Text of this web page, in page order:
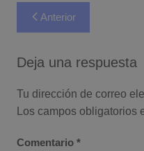
Navegación
de
entradas
Anterior
Deja una respuesta
Tu dirección de correo
Los campos obligatorios
Comentario *